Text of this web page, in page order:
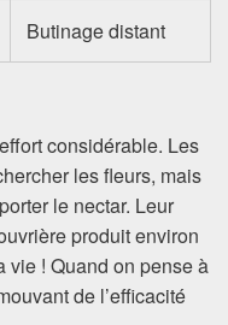
Butinage distant
considérable. Les
les fleurs, mais
le nectar. Leur
produit environ
vie ! Quand on pense à
de l’efficacité